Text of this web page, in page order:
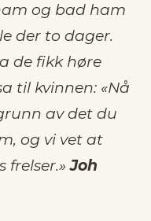
og bad ham
der to dager.
de fikk høre
til kvinnen: «Nå
av det du
og vi vet at
frelser.»Joh